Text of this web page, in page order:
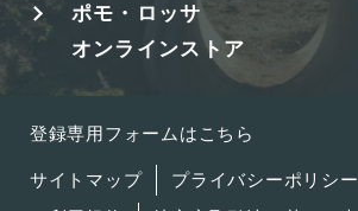
ポモ・ロッサ
オンラインストア
登録専用フォームはこちら
サイトマップ
プライバシーポリシー